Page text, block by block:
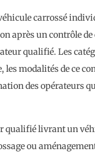
carrossé
après un contrôle
qualifié. Les
les modalités de ce
des opérateurs
qualifié livrant un
ou